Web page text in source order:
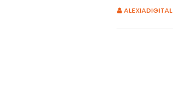
ALEXIADIGITAL